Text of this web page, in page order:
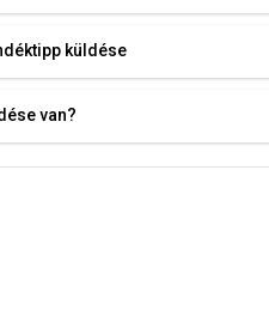
küldése
van?